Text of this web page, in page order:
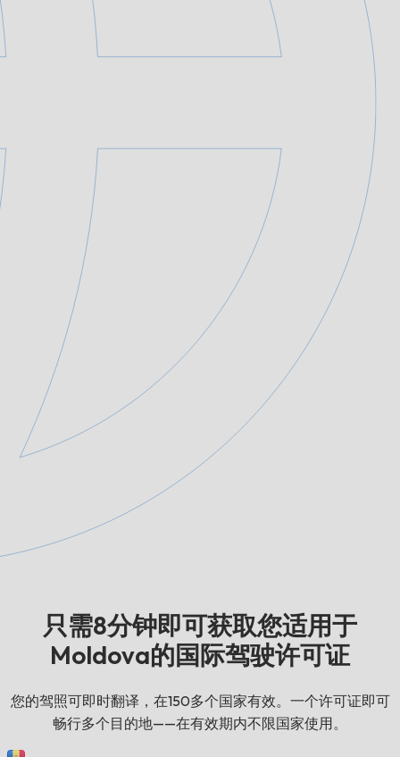
只需8分钟即可获取您适用于
Moldova的国际驾驶许可证
您的驾照可即时翻译，在150多个国家有效。一个许可证即可
畅行多个目的地——在有效期内不限国家使用。